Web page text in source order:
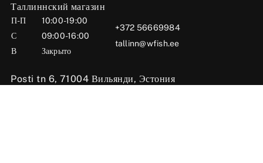
Таллиннский магазин
П-П
10:00-19:00
С
09:00-16:00
В
Закрыто
+372 56669984
tallinn@wfish.ee
Posti tn 6, 71004 Вильянди, Эстония